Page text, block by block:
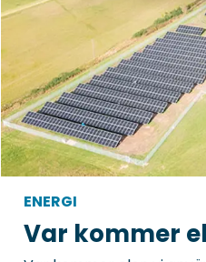
ENERGI
Var kommer